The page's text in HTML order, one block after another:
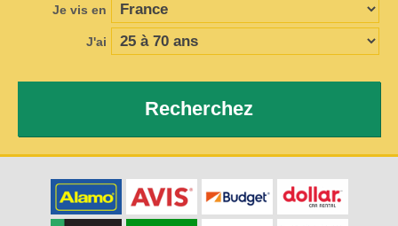
Je vis en
J'ai
Recherchez